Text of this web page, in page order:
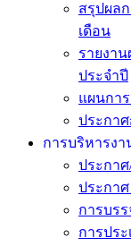
สรุปผล
เดือน
รายงา
ประจำปี
แผนกา
ประกา
การบริหารง
ประกา
ประกา
การบร
การปร